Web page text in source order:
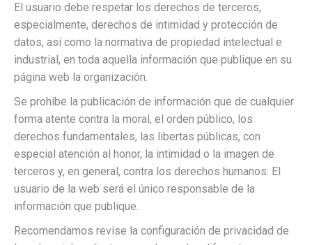
El usuario debe respetar los derechos de terceros,
especialmente, derechos de intimidad y protección de
datos, así como la normativa de propiedad intelectual e
industrial, en toda aquella información que publique en su
página web la organización.
Se prohíbe la publicación de información que de cualquier
forma atente contra la moral, el orden público, los
derechos fundamentales, las libertas públicas, con
especial atención al honor, la intimidad o la imagen de
terceros y, en general, contra los derechos humanos. El
usuario de la web será el único responsable de la
información que publique.
Recomendamos revise la configuración de privacidad de